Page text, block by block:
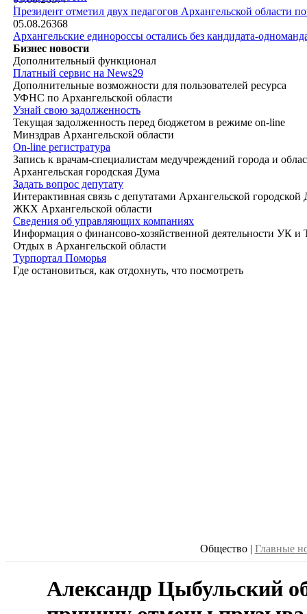
|
Президент отметил двух педагогов Архангельской области
05.08.26368
Архангельские единороссы остались без кандидата-
Бизнес новости
Дополнительный функционал
Платный сервис на News29
Дополнительные возможности для пользователей ресурса
УФНС по Архангельской области
Узнай свою задолженность
Текущая задолженность перед бюджетом в режиме on-line
Минздрав Архангельской области
On-line регистратура
Запись к врачам-специалистам медучреждений города и
Архангельская городская Дума
Задать вопрос депутату
Интерактивная связь с депутатами Архангельской
ЖКХ Архангельской области
Сведения об управляющих компаниях
Информация о финансово-хозяйственной деятельности УК
Отдых в Архангельской области
Турпортал Поморья
Где остановиться, как отдохнуть, что посмотреть
Общество | Главные
Александр Цыбульский